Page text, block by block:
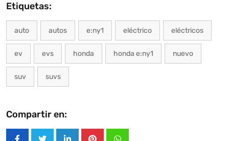
Etiquetas:
auto autos e:ny1 eléctrico eléctricos
ev evs honda honda e:ny1 nuevo
suv suvs
Compartir en: